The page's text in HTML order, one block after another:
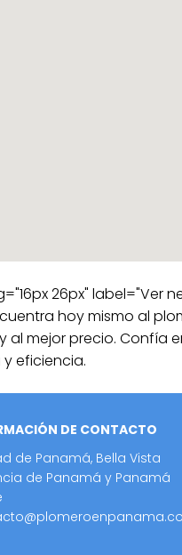
26px" label="Ver
hoy mismo al
mejor precio. Confía
eficiencia.
DE CONTACTO
de Panamá, Bella Vista
de Panamá y Panamá